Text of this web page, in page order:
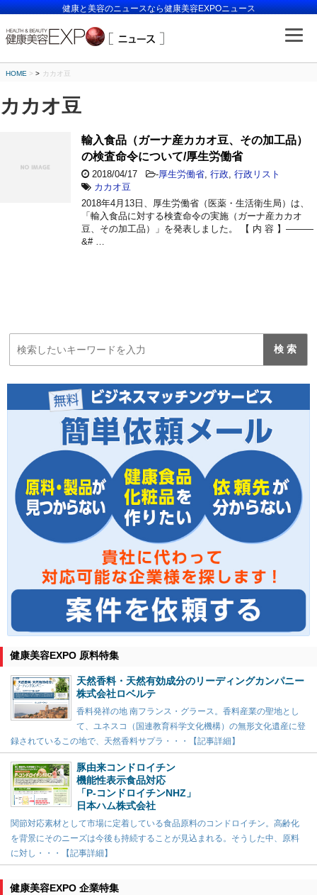
健康と美容のニュースなら健康美容EXPOニュース
HOME > カカオ豆
カカオ豆
輸入食品（ガーナ産カカオ豆、その加工品）
の検査命令について/厚生労働省
2018/04/17 -厚生労働省 行政 行政リスト
カカオ豆
2018年4月13日、厚生労働省（医薬・生活衛生局）は、
「輸入食品に対する検査命令の実施（ガーナ産カカオ
豆、その加工品）」を発表しました。 【 内 容 】———
&# …
健康美容EXPO 原料特集
天然香料・天然有効成分のリーディングカンパニー
株式会社ロベルテ
香料発祥の地 南フランス・グラース。香料産業の聖地とし
て、ユネスコ（国連教育科学文化機構）の無形文化遺産に登
録されているこの地で、天然香料サプラ・・・【記事詳細】
豚由来コンドロイチン
機能性表示食品対応
「P-コンドロイチンNHZ」
日本ハム株式会社
関節対応素材として市場に定着している食品原料のコンドロイチン。高齢化
を背景にそのニーズは今後も持続することが見込まれる。そうした中、原料
に対し・・・【記事詳細】
健康美容EXPO 企業特集